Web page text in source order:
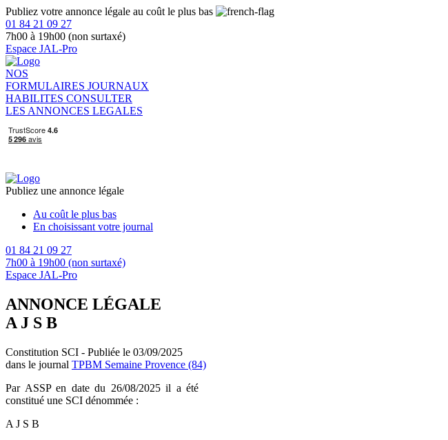
Publiez votre annonce légale au coût le plus bas
01 84 21 09 27
7h00 à 19h00 (non surtaxé)
Espace JAL-Pro
NOS
FORMULAIRES JOURNAUX
HABILITES CONSULTER
LES ANNONCES LEGALES
Publiez une annonce légale
Au coût le plus bas
En choisissant votre journal
01 84 21 09 27
7h00 à 19h00 (non surtaxé)
Espace JAL-Pro
ANNONCE LÉGALE
A J S B
Constitution SCI - Publiée le 03/09/2025
dans le journal TPBM Semaine Provence (84)
Par ASSP en date du 26/08/2025 il a été
constitué une SCI dénommée :
A J S B